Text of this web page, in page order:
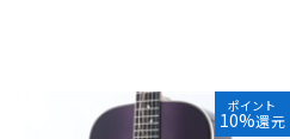
ポイント
10%還元